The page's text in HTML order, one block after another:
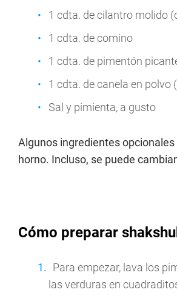
1 cdta. de cilantro molido
1 cdta. de comino
1 cdta. de pimentón
1 cdta. de canela en polvo
Sal y pimienta, a gusto
Algunos ingredientes
horno. Incluso, se puede
Cómo preparar
Para empezar, lava los
las verduras en